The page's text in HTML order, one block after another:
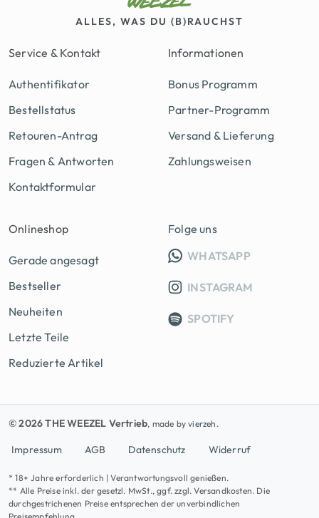
ALLES, WAS DU (B)RAUCHST
Service & Kontakt
Authentifikator
Bestellstatus
Retouren-Antrag
Fragen & Antworten
Kontaktformular
Informationen
Bonus Programm
Partner-Programm
Versand & Lieferung
Zahlungsweisen
Onlineshop
Gerade angesagt
Bestseller
Neuheiten
Letzte Teile
Reduzierte Artikel
Folge uns
WHATSAPPINFO
INSTAGRAM
SPOTIFY
© 2026 THE WEEZEL Vertrieb, made byvierzeh.
Impressum AGB Datenschutz Widerruf
* 18+ Jahre erforderlich | Verantwortungsvoll genießen.
** Alle Preise inkl. der gesetzl. MwSt., ggf. zzgl. Versandkosten. Die
durchgestrichenen Preise entsprechen der unverbindlichen